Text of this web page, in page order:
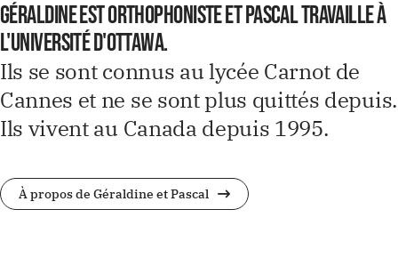
Géraldine est orthophoniste et Pascal travaille à
l'Université d'Ottawa.
Ils se sont connus au lycée Carnot de
Cannes et ne se sont plus quittés depuis.
Ils vivent au Canada depuis 1995.
À propos de Géraldine et Pascal